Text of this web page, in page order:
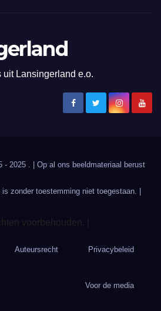
uit Lansingerland e.o.
- 2025 . | Op al ons beeldmateriaal berust
zonder toestemming niet toegestaan. |
voorbehouden. |
Auteursrecht Privacybeleid
Voor de media